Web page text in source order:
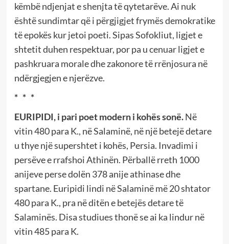
këmbë ndjenjat e shenjta të qytetarëve. Ai nuk
është sundimtar që i përgjigjet frymës demokratike
të epokës kur jetoi poeti. Sipas Sofokliut, ligjet e
shtetit duhen respektuar, por pa u cenuar ligjet e
pashkruara morale dhe zakonore të rrënjosura në
ndërgjegjen e njerëzve.
* * *
EURIPIDI, i pari poet modern i kohës sonë. Në
vitin 480 para K., në Salaminë, në një betejë detare
u thye një supershtet i kohës, Persia. Invadimi i
persëve e rrafshoi Athinën. Përballë rreth 1000
anijeve perse dolën 378 anije athinase dhe
spartane. Euripidi lindi në Salaminë më 20 shtator
480 para K., pra në ditën e betejës detare të
Salaminës. Disa studiues thonë se ai ka lindur në
vitin 485 para K.